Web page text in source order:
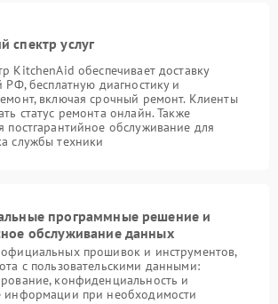
спектр услуг
KitchenAid обеспечивает доставку
РФ, бесплатную диагностику и
включая срочный ремонт. Клиенты
статус ремонта онлайн. Также
постгарантийное обслуживание для
службы техники
программные решение и
обслуживание данных
прошивок и инструментов,
с пользовательскими данными:
конфиденциальность и
информации при необходимости